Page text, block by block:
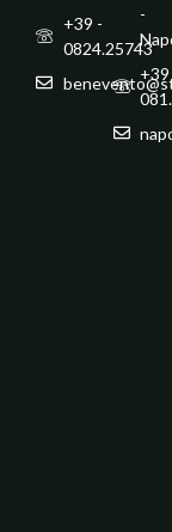
+39 -
0824.25743
-
+39